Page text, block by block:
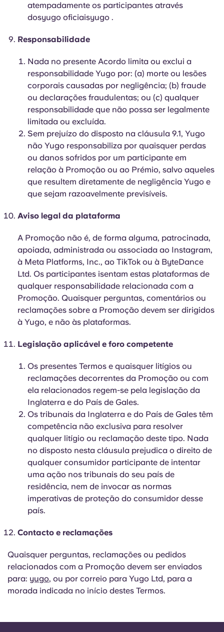
atempadamente os participantes através
dosyugo oficiaisyugo .
Responsabilidade
Nada no presente Acordo limita ou exclui a
responsabilidade Yugo por: (a) morte ou lesões
corporais causadas por negligência; (b) fraude
ou declarações fraudulentas; ou (c) qualquer
responsabilidade que não possa ser legalmente
limitada ou excluída.
Sem prejuízo do disposto na cláusula 9.1, Yugo
não Yugo responsabiliza por quaisquer perdas
ou danos sofridos por um participante em
relação à Promoção ou ao Prémio, salvo aqueles
que resultem diretamente de negligência Yugo e
que sejam razoavelmente previsíveis.
Aviso legal da plataforma
A Promoção não é, de forma alguma, patrocinada,
apoiada, administrada ou associada ao Instagram,
à Meta Platforms, Inc., ao TikTok ou à ByteDance
Ltd. Os participantes isentam estas plataformas de
qualquer responsabilidade relacionada com a
Promoção. Quaisquer perguntas, comentários ou
reclamações sobre a Promoção devem ser dirigidos
à Yugo, e não às plataformas.
Legislação aplicável e foro competente
Os presentes Termos e quaisquer litígios ou
reclamações decorrentes da Promoção ou com
ela relacionados regem-se pela legislação da
Inglaterra e do País de Gales.
Os tribunais da Inglaterra e do País de Gales têm
competência não exclusiva para resolver
qualquer litígio ou reclamação deste tipo. Nada
no disposto nesta cláusula prejudica o direito de
qualquer consumidor participante de intentar
uma ação nos tribunais do seu país de
residência, nem de invocar as normas
imperativas de proteção do consumidor desse
país.
Contacto e reclamações
Quaisquer perguntas, reclamações ou pedidos
relacionados com a Promoção devem ser enviados
para: yugo, ou por correio para Yugo Ltd, para a
morada indicada no início destes Termos.